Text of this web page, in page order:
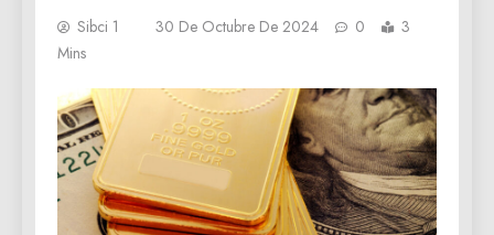
Sibci 1 30 De Octubre De 2024 0
3
Mins